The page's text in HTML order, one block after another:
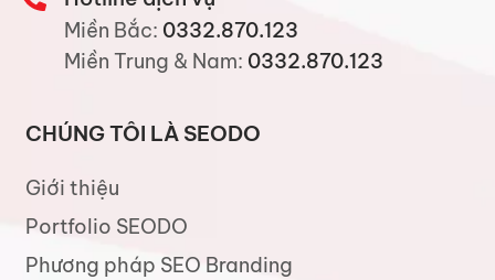
Miền Bắc: 0332.870.123
Miền Trung & Nam: 0332.870.123
CHÚNG TÔI LÀ SEODO
Giới thiệu
Portfolio SEODO
Phương pháp SEO Branding